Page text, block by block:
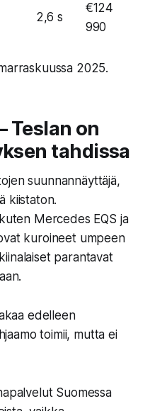
2,6 s
€124
990
2025.
Teslan on
tahdissa
suunnannäyttäjä,
kiistaton.
Mercedes EQS ja
kuroineet umpeen
parantavat
edelleen
toimii, mutta ei
Suomessa